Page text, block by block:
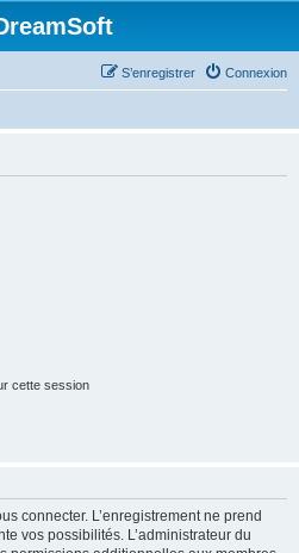
Connexion
S’enregistrer
cette session
connecter. L’enregistrement ne prend
vos possibilités. L’administrateur du